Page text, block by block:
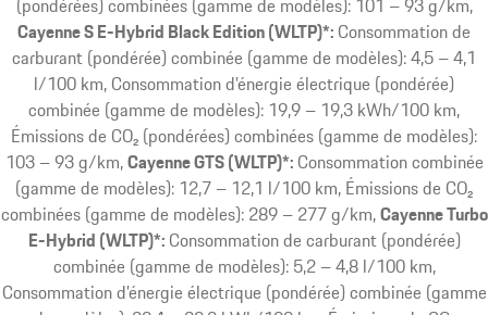
(pondérées) combinées (gamme de modèles): 101 – 93 g/km
Cayenne S E-Hybrid Black Edition (WLTP)*: Consommation de
carburant (pondérée) combinée (gamme de modèles): 4,5 – 4,1
l/100 km, Consommation d’énergie électrique (pondérée)
combinée (gamme de modèles): 19,9 – 19,3 kWh/100 km,
Émissions de CO₂ (pondérées) combinées (gamme de modèles):
103 – 93 g/km Cayenne GTS (WLTP)*: Consommation combinée
(gamme de modèles): 12,7 – 12,1 l/100 km, Émissions de CO₂
combinées (gamme de modèles): 289 – 277 g/km Cayenne Turbo
E-Hybrid (WLTP)*: Consommation de carburant (pondérée)
combinée (gamme de modèles): 5,2 – 4,8 l/100 km,
Consommation d’énergie électrique (pondérée) combinée (gamme